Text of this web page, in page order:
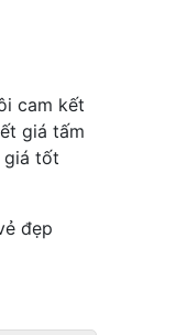
cam kết
giá tấm
giá tốt
đẹp